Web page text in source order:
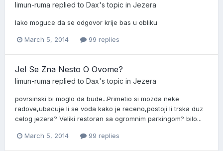
limun-ruma replied to Dax's topic in Jezera
lako moguce da se odgovor krije bas u obliku
March 5, 2014 99 replies
Jel Se Zna Nesto O Ovome?
limun-ruma replied to Dax's topic in Jezera
povrsinski bi moglo da bude...Primetio si mozda neke
radove,ubacuje li se voda kako je receno,postoji li trska duz
celog jezera? Veliki restoran sa ogromnim parkingom? bilo...
March 5, 2014 99 replies